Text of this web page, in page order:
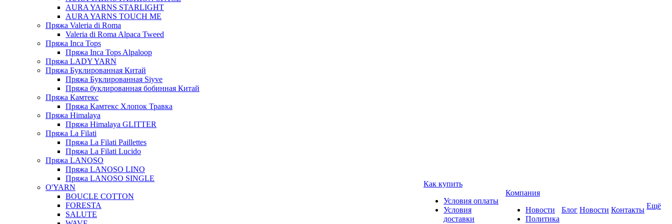
AURA YARNS STARLIGHT
AURA YARNS TOUCH ME
Пряжа Valeria di Roma
Valeria di Roma Alpaca Tweed
Пряжа Inca Tops
Пряжа Inca Tops Alpaloop
Пряжа LADY YARN
Пряжа Буклированная Китай
Пряжа Буклированная Siyve
Пряжа буклированная бобинная Китай
Пряжа Камтекс
Пряжа Камтекс Хлопок Травка
Пряжа Himalaya
Пряжа Himalaya GLITTER
Пряжа La Filati
Пряжа La Filati Paillettes
Пряжа La Filati Lucido
Пряжа LANOSO
Пряжа LANOSO LINO
Пряжа LANOSO SINGLE
O'YARN
BOUCLE COTTON
FORESTA
SALUTE
Как купить
Условия оплаты
Условия
доставки
Компания
Новости
Политика
Блог Новости Контакты Ещё